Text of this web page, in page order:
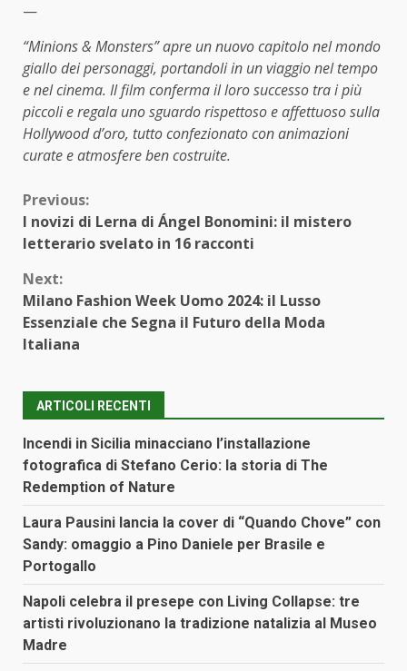
—
“Minions & Monsters” apre un nuovo capitolo nel mondo
giallo dei personaggi, portandoli in un viaggio nel tempo
e nel cinema. Il film conferma il loro successo tra i più
piccoli e regala uno sguardo rispettoso e affettuoso sulla
Hollywood d’oro, tutto confezionato con animazioni
curate e atmosfere ben costruite.
Continue
Reading
Previous:
I novizi di Lerna di Ángel Bonomini: il mistero
letterario svelato in 16 racconti
Next:
Milano Fashion Week Uomo 2024: il Lusso
Essenziale che Segna il Futuro della Moda
Italiana
ARTICOLI RECENTI
Incendi in Sicilia minacciano l’installazione
fotografica di Stefano Cerio: la storia di The
Redemption of Nature
Laura Pausini lancia la cover di “Quando Chove” con
Sandy: omaggio a Pino Daniele per Brasile e
Portogallo
Napoli celebra il presepe con Living Collapse: tre
artisti rivoluzionano la tradizione natalizia al Museo
Madre